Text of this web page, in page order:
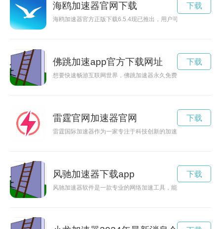
海鸥加速器官网下载
海鸥加速器官方正版下载6.5.4现已推出，用户可免费下载使用
下载
佛跳加速app官方下载网址
想要快速畅游互联网世界，佛跳加速器永久免费版官网是您最
下载
雷霆官网加速器官网
雷霆国际加速器作为一家专注于科技创新的加速器机构，致力
下载
风驰加速器下载app
风驰加速器软件是一款专业的网络加速工具，能够帮助用户在
下载